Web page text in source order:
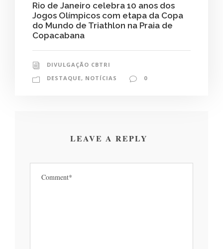
Rio de Janeiro celebra 10 anos dos
Jogos Olímpicos com etapa da Copa
do Mundo de Triathlon na Praia de
Copacabana
DIVULGAÇÃO CBTRI
DESTAQUE, NOTÍCIAS 0
LEAVE A REPLY